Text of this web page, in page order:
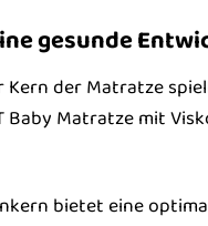
gesunde
der Matratze
Baby Matratze mit
bietet eine